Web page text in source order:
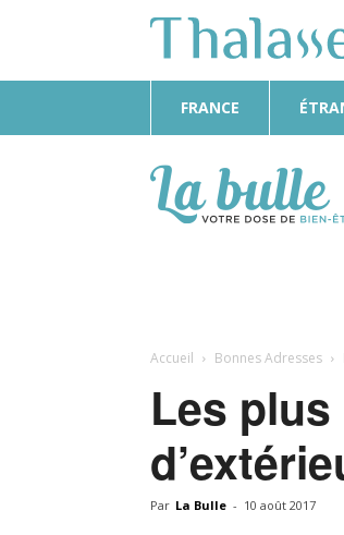
FRANCE
Accueil Bonnes Adresses
Les
Par La Bulle - 10 août 2017